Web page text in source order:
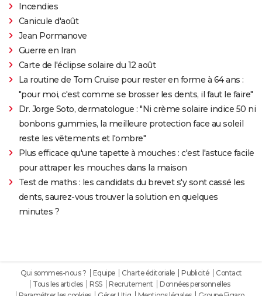
Incendies
Canicule d'août
Jean Pormanove
Guerre en Iran
Carte de l'éclipse solaire du 12 août
La routine de Tom Cruise pour rester en forme à 64 ans :
"pour moi, c'est comme se brosser les dents, il faut le faire"
Dr. Jorge Soto, dermatologue : "Ni crème solaire indice 50 ni
bonbons gummies, la meilleure protection face au soleil
reste les vêtements et l'ombre"
Plus efficace qu'une tapette à mouches : c'est l'astuce facile
pour attraper les mouches dans la maison
Test de maths : les candidats du brevet s'y sont cassé les
dents, saurez-vous trouver la solution en quelques
minutes ?
Qui sommes-nous ? Equipe Charte éditoriale Publicité
Contact
Tous les articles
RSS Recrutement
Données personnelles